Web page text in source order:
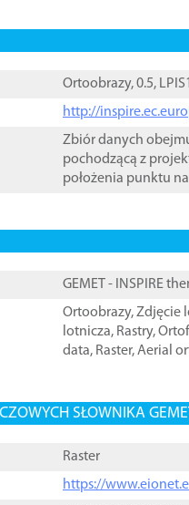
Ortoobrazy, 0.5,
http://
Zbiór danych
pochodzącą z
położenia punktu
GEMET - INSPIRE
Ortoobrazy,Zdjęcie
lotnicza, Rastry,
data, Raster,Aerial
SŁOWNIKA
Raster
https://